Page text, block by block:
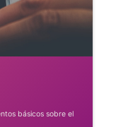
básicos sobre el